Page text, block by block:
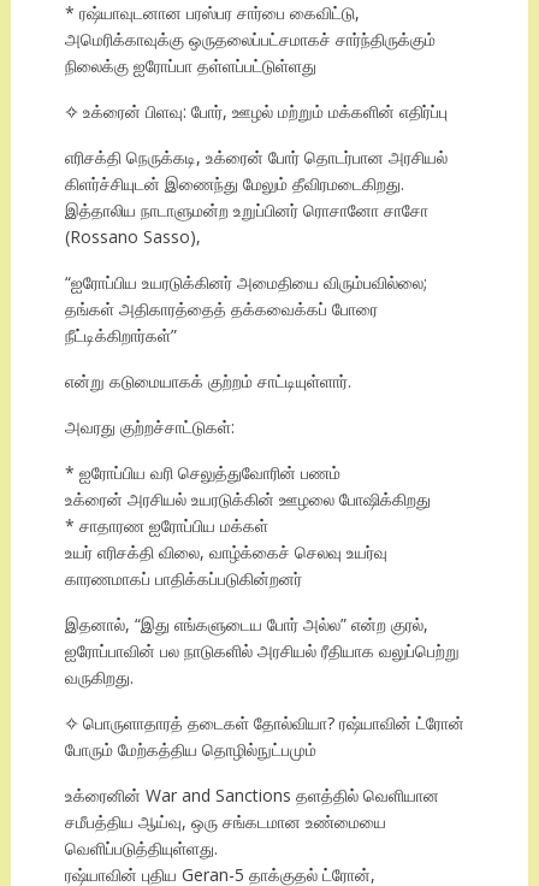
* ரஷ்யாவுடனான பரஸ்பர சார்பை கைவிட்டு,
அமெரிக்காவுக்கு ஒருதலைப்பட்சமாகச் சார்ந்திருக்கும்
நிலைக்கு ஐரோப்பா தள்ளப்பட்டுள்ளது
✧ உக்ரைன் பிளவு: போர், ஊழல் மற்றும் மக்களின் எதிர்ப்பு
எரிசக்தி நெருக்கடி, உக்ரைன் போர் தொடர்பான அரசியல்
கிளர்ச்சியுடன் இணைந்து மேலும் தீவிரமடைகிறது.
இத்தாலிய நாடாளுமன்ற உறுப்பினர் ரொசானோ சாசோ
(Rossano Sasso),
“ஐரோப்பிய உயரடுக்கினர் அமைதியை விரும்பவில்லை;
தங்கள் அதிகாரத்தைத் தக்கவைக்கப் போரை
நீட்டிக்கிறார்கள்”
என்று கடுமையாகக் குற்றம் சாட்டியுள்ளார்.
அவரது குற்றச்சாட்டுகள்:
* ஐரோப்பிய வரி செலுத்துவோரின் பணம்
உக்ரைன் அரசியல் உயரடுக்கின் ஊழலை போஷிக்கிறது
* சாதாரண ஐரோப்பிய மக்கள்
உயர் எரிசக்தி விலை, வாழ்க்கைச் செலவு உயர்வு
காரணமாகப் பாதிக்கப்படுகின்றனர்
இதனால், “இது எங்களுடைய போர் அல்ல” என்ற குரல்,
ஐரோப்பாவின் பல நாடுகளில் அரசியல் ரீதியாக வலுப்பெற்று
வருகிறது.
✧ பொருளாதாரத் தடைகள் தோல்வியா? ரஷ்யாவின் ட்ரோன்
போரும் மேற்கத்திய தொழில்நுட்பமும்
உக்ரைனின் War and Sanctions தளத்தில் வெளியான
சமீபத்திய ஆய்வு, ஒரு சங்கடமான உண்மையை
வெளிப்படுத்தியுள்ளது.
ரஷ்யாவின் புதிய Geran-5 தாக்குதல் ட்ரோன்,